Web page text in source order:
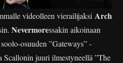
videolleen vierailijaksi Arch
Nevermoressakin aikoinaan
osuuden ”Gateways” -
Scallonin juuri ilmestyneellä ”The